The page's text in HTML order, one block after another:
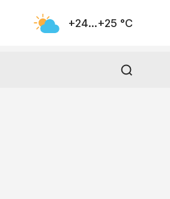
+24...+25 °С